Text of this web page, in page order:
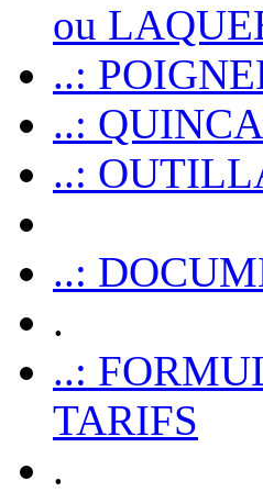
ou
..:
..:
..:
..:
.
..:
TARIFS
.